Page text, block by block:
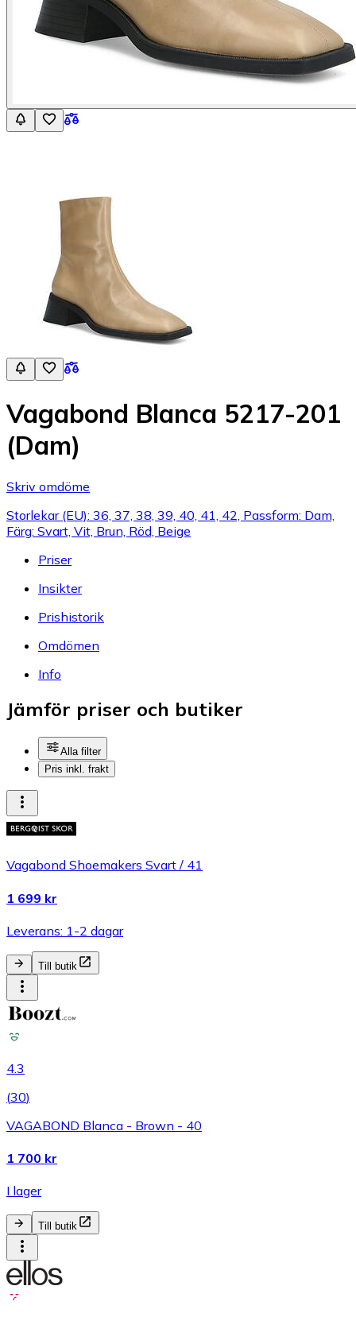
Vagabond Blanca 5217-201
(Dam)
Skriv omdöme
Storlekar (EU): 36, 37, 38, 39, 40, 41, 42, Passform: Dam,
Färg: Svart, Vit, Brun, Röd, Beige
Priser
Insikter
Prishistorik
Omdömen
Info
Jämför priser och butiker
Alla filter
Pris inkl. frakt
Vagabond Shoemakers Svart / 41
1 699 kr
Leverans: 1-2 dagar
Till butik
4.3
(30)
VAGABOND Blanca - Brown - 40
1 700 kr
I lager
Till butik